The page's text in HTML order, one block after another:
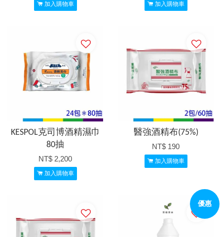
加入購物車 加入購物車
KESPOL克司博酒精濕巾
80抽
NT$ 2,200
加入購物車
醫強酒精布(75%)
NT$ 190
加入購物車
優惠